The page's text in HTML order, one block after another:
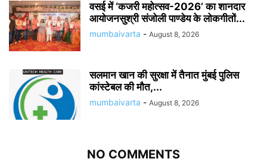
वसई में ‘कजरी महोत्सव-2026’ का शानदार
आयोजनसुश्री संजोली पाण्डेय के लोकगीतों...
mumbaivarta - August 8, 2026
सलमान खान की सुरक्षा में तैनात मुंबई पुलिस
कांस्टेबल की मौत,...
mumbaivarta - August 8, 2026
NO COMMENTS